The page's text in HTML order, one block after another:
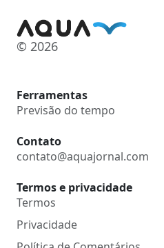
© 2026
Ferramentas
Previsão do tempo
Contato
contato@aquajornal.com
Termos e privacidade
Termos
Privacidade